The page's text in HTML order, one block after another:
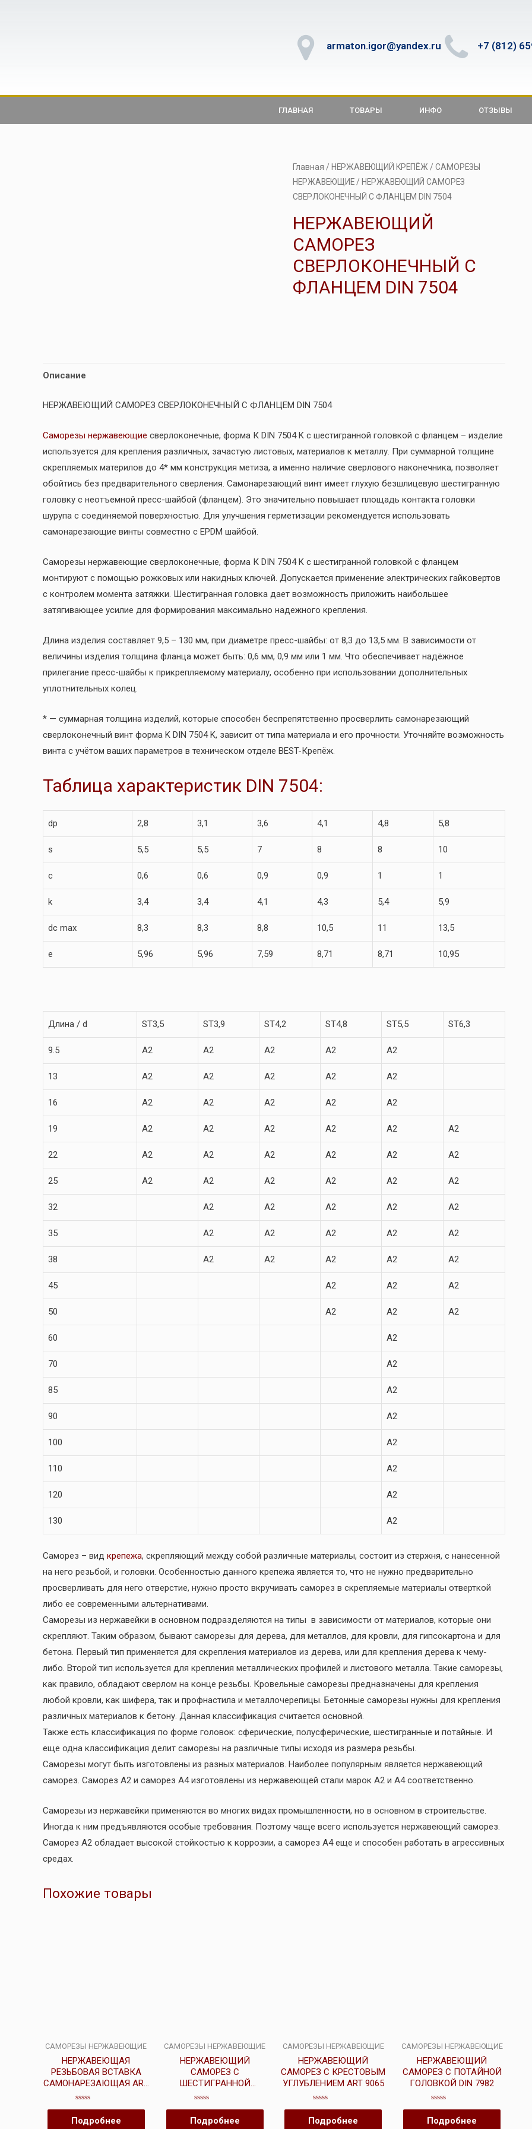
armaton.igor@yandex.ru +7 (812)
ГЛАВНАЯ ТОВАРЫ ИНФО ОТЗЫВЫ
Главная / НЕРЖАВЕЮЩИЙ КРЕПЁЖ / САМОРЕЗЫ
НЕРЖАВЕЮЩИЕ/ НЕРЖАВЕЮЩИЙ САМОРЕЗ
СВЕРЛОКОНЕЧНЫЙ С ФЛАНЦЕМ DIN 7504
НЕРЖАВЕЮЩИЙ
САМОРЕЗ
СВЕРЛОКОНЕЧНЫЙ С
ФЛАНЦЕМ DIN 7504
Описание
НЕРЖАВЕЮЩИЙ САМОРЕЗ СВЕРЛОКОНЕЧНЫЙ С ФЛАНЦЕМ DIN 7504
Саморезы нержавеющие сверлоконечные, форма К DIN 7504 K с шестигранной головкой с фланцем – изделие
используется для крепления различных, зачастую листовых, материалов к металлу. При суммарной толщине
скрепляемых материлов до 4* мм конструкция метиза, а именно наличие сверлового наконечника, позволяет
обойтись без предварительного сверления. Самонарезающий винт имеет глухую безшлицевую шестигранную
головку с неотъемной пресс-шайбой (фланцем). Это значительно повышает площадь контакта головки
шурупа с соединяемой поверхностью. Для улучшения герметизации рекомендуется использовать
самонарезающие винты совместно с EPDM шайбой.
Саморезы нержавеющие сверлоконечные, форма К DIN 7504 K с шестигранной головкой с фланцем
монтируют с помощью рожковых или накидных ключей. Допускается применение электрических гайковертов
с контролем момента затяжки. Шестигранная головка дает возможность приложить наибольшее
затягивающее усилие для формирования максимально надежного крепления.
Длина изделия составляет 9,5 – 130 мм, при диаметре пресс-шайбы: от 8,3 до 13,5 мм. В зависимости от
величины изделия толщина фланца может быть: 0,6 мм, 0,9 мм или 1 мм. Что обеспечивает надёжное
прилегание пресс-шайбы к прикрепляемому материалу, особенно при использовании дополнительных
уплотнительных колец.
* — суммарная толщина изделий, которые способен беспрепятственно просверлить самонарезающий
сверлоконечный винт форма K DIN 7504 K, зависит от типа материала и его прочности. Уточняйте возможность
винта с учётом ваших параметров в техническом отделе BEST-Крепёж.
Таблица характеристик DIN 7504:
dp 2,8 3,1 3,6 4,1 4,8 5,8
s 5,5 5,5 7 8 8 10
c 0,6 0,6 0,9 0,9 1 1
k 3,4 3,4 4,1 4,3 5,4 5,9
dc max 8,3 8,3 8,8 10,5 11 13,5
e 5,96 5,96 7,59 8,71 8,71 10,95
Длина / d ST3,5 ST3,9 ST4,2 ST4,8 ST5,5 ST6,3
9.5 A2 A2 A2 A2 A2
13 A2 A2 A2 A2 A2
16 A2 A2 A2 A2 A2
19 A2 A2 A2 A2 A2 A2
22 A2 A2 A2 A2 A2 A2
25 A2 A2 A2 A2 A2 A2
32 A2 A2 A2 A2 A2
35 A2 A2 A2 A2 A2
38 A2 A2 A2 A2 A2
45 A2 A2 A2
50 A2 A2 A2
60 A2
70 A2
85 A2
90 A2
100 A2
110 A2
120 A2
130 A2
Саморез – вид крепежа, скрепляющий между собой различные материалы, состоит из стержня, с нанесенной
на него резьбой, и головки. Особенностью данного крепежа является то, что не нужно предварительно
просверливать для него отверстие, нужно просто вкручивать саморез в скрепляемые материалы отверткой
либо ее современными альтернативами.
Саморезы из нержавейки в основном подразделяются на типы в зависимости от материалов, которые они
скрепляют. Таким образом, бывают саморезы для дерева, для металлов, для кровли, для гипсокартона и для
бетона. Первый тип применяется для скрепления материалов из дерева, или для крепления дерева к чему-
либо. Второй тип используется для крепления металлических профилей и листового металла. Такие саморезы,
как правило, обладают сверлом на конце резьбы. Кровельные саморезы предназначены для крепления
любой кровли, как шифера, так и профнастила и металлочерепицы. Бетонные саморезы нужны для крепления
различных материалов к бетону. Данная классификация считается основной.
Также есть классификация по форме головок: сферические, полусферические, шестигранные и потайные. И
еще одна классификация делит саморезы на различные типы исходя из размера резьбы.
Саморезы могут быть изготовлены из разных материалов. Наиболее популярным является нержавеющий
саморез. Саморез А2 и саморез А4 изготовлены из нержавеющей стали марок А2 и А4 соответственно.
Саморезы из нержавейки применяются во многих видах промышленности, но в основном в строительстве.
Иногда к ним предъявляются особые требования. Поэтому чаще всего используется нержавеющий саморез.
Саморез А2 обладает высокой стойкостью к коррозии, а саморез А4 еще и способен работать в агрессивных
средах.
Похожие товары
САМОРЕЗЫ НЕРЖАВЕЮЩИЕ
НЕРЖАВЕЮЩАЯ
РЕЗЬБОВАЯ ВСТАВКА
САМОНАРЕЗАЮЩАЯ ART
9058
Оценка
0
из
Подробнее
САМОРЕЗЫ НЕРЖАВЕЮЩИЕ
НЕРЖАВЕЮЩИЙ
САМОРЕЗ С
ШЕСТИГРАННОЙ
ГОЛОВКОЙ ART 9230
Оценка
0
из
Подробнее
САМОРЕЗЫ НЕРЖАВЕЮЩИЕ
НЕРЖАВЕЮЩИЙ
САМОРЕЗ С КРЕСТОВЫМ
УГЛУБЛЕНИЕМ ART 9065
Оценка
0
из
Подробнее
САМОРЕЗЫ НЕРЖАВЕЮЩИЕ
НЕРЖАВЕЮЩИЙ
САМОРЕЗ С ПОТАЙНОЙ
ГОЛОВКОЙ DIN 7982
Оценка
0
из
Подробнее